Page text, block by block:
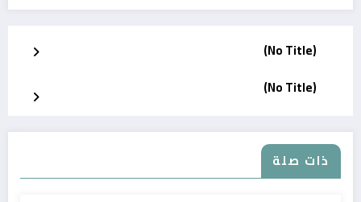
(No Title)
(No Title)
ذات صلة